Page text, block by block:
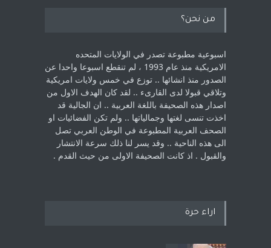
من نحن؟
اسبوعية مطبوعة تصدر في الولايات المتحده
الامريكية منذ عام 1993 ، لم ‏تنقطع اسبوعا واحدا عن
الصدور منذ انشائها .. توزع في خمس ولايات امريكية
‏وتلاقي قبولا لدى القارىء ..‏ لقد كان الهدف الاول من
اصدار هذه الصحيفة باللغة العربية .. ان الجالية قد
اخذت ‏تنسى لغتها وجمالياتها .. ولم تكن الفضائيات او
الصحف العربية المطبوعة في الوطن ‏العربي تصل
الى هذه الناحية .. وقد يسر لنا ذلك سرعة الانتشار
والقبول . اذ كانت ‏الصحيفة الاولى من حيث القدم . ‏
اراء حرة